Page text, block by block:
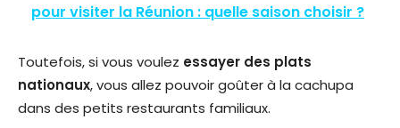
pour visiter la Réunion : quelle saison choisir ?
Toutefois, si vous voulez essayer des plats
nationaux, vous allez pouvoir goûter à la cachupa
dans des petits restaurants familiaux.